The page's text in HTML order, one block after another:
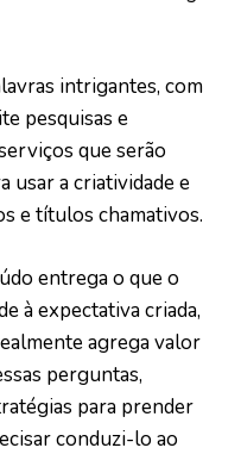
intrigantes, com
pesquisas e
que serão
usar a criatividade e
e títulos chamativos.
entrega o que o
à expectativa criada,
agrega valor
perguntas,
para prender
conduzi-lo ao